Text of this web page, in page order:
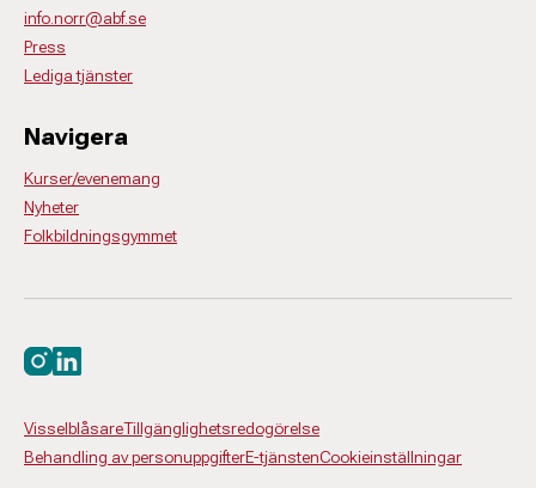
info.norr@abf.se
Press
Lediga tjänster
Navigera
Kurser/evenemang
Nyheter
Folkbildningsgymmet
VisselblåsareTillgänglighetsredogörelse
Behandling av personuppgifterE-tjänstenCookieinställningar
Besök oss på instagram
Besök oss på linkedin